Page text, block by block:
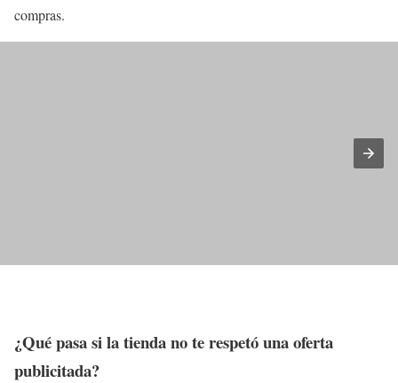
compras.
¿Qué pasa si la tienda no te respetó una oferta
publicitada?